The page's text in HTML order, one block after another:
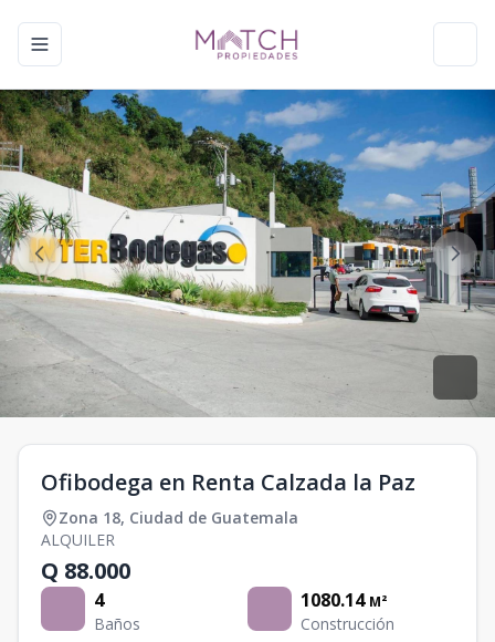
Toggle navigation menu
Ofibodega en Renta Calzada la Paz
Zona 18, Ciudad de Guatemala
ALQUILER
Q 88.000
4
Baños
1080.14 M²
Construcción